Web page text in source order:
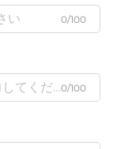
0/100
0/100